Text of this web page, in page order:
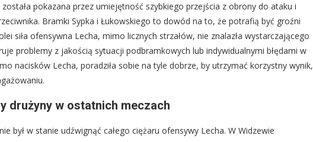
pokazana przez umiejętność szybkiego przejścia z obrony do ataku i
Bramki Sypka i Łukowskiego to dowód na to, że potrafią być groźni
siła ofensywna Lecha, mimo licznych strzałów, nie znalazła wystarczającego
problemy z jakością sytuacji podbramkowych lub indywidualnymi błędami w
nacisków Lecha, poradziła sobie na tyle dobrze, by utrzymać korzystny wynik,
drużyny w ostatnich meczach
był w stanie udźwignąć całego ciężaru ofensywy Lecha. W Widzewie